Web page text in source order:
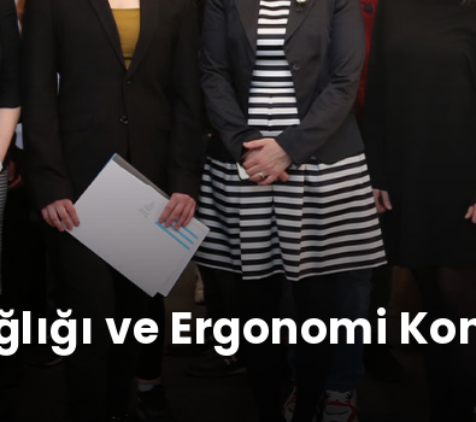
ve Ergonomi